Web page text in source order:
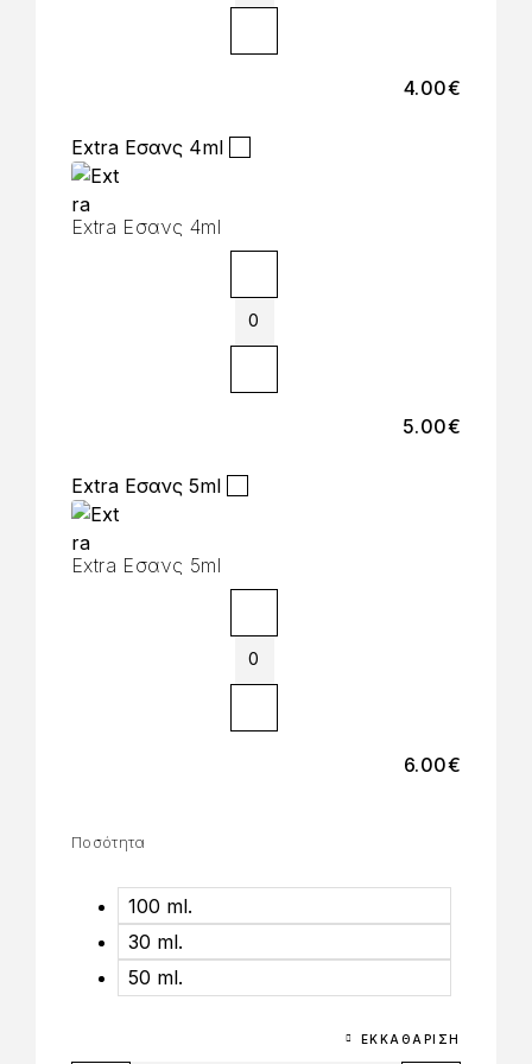
4.00€
Extra Εσανς 4ml
Extra Εσανς 4ml
5.00€
Extra Εσανς 5ml
Extra Εσανς 5ml
6.00€
Ποσότητα
100 ml.
30 ml.
50 ml.
ΕΚΚΑΘΆΡΙΣΗ